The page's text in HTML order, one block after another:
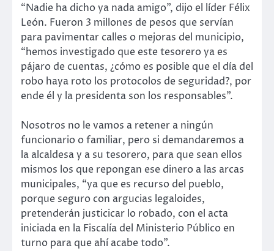
“Nadie ha dicho ya nada amigo”, dijo el líder Félix
León. Fueron 3 millones de pesos que servían
para pavimentar calles o mejoras del municipio,
“hemos investigado que este tesorero ya es
pájaro de cuentas, ¿cómo es posible que el día del
robo haya roto los protocolos de seguridad?, por
ende él y la presidenta son los responsables”.
Nosotros no le vamos a retener a ningún
funcionario o familiar, pero si demandaremos a
la alcaldesa y a su tesorero, para que sean ellos
mismos los que repongan ese dinero a las arcas
municipales, “ya que es recurso del pueblo,
porque seguro con argucias legaloides,
pretenderán justicicar lo robado, con el acta
iniciada en la Fiscalía del Ministerio Público en
turno para que ahí acabe todo”.